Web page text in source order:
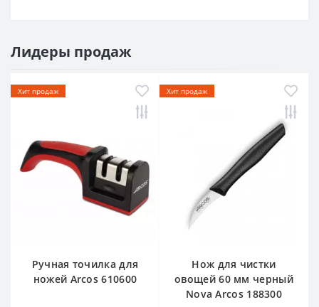
Лидеры продаж
Хит продаж
Ручная точилка для
ножей Arcos 610600
Хит продаж
Нож для чистки
овощей 60 мм черный
Nova Arcos 188300